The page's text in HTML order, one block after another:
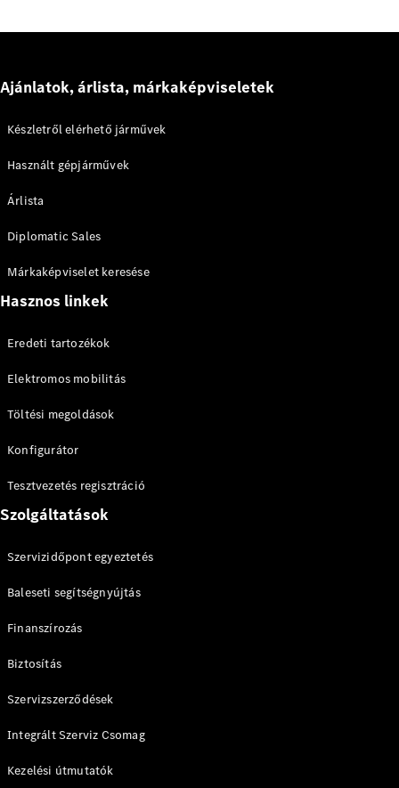
G-osztály
Konfigurátor
Bemutatóterem
modell
CLA
Shooting
CLA
Brake
Modell
All-Terrain
Modell
All-Terrain
Kompakt
Ajánlatok, árlista, márkaképviseletek
Készletről elérhető járművek
Használt gépjárművek
Árlista
Diplomatic Sales
Márkaképviselet keresése
Hasznos linkek
Eredeti tartozékok
Elektromos mobilitás
Töltési megoldások
Konfigurátor
Tesztvezetés regisztráció
Szolgáltatások
Szervizidőpont egyeztetés
Baleseti segítségnyújtás
Finanszírozás
Biztosítás
Szervizszerződések
Integrált Szerviz Csomag
Kezelési útmutatók